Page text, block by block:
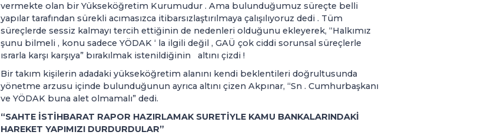
vermekte olan bir Yükseköğretim Kurumudur . Ama bulunduğumuz süreçte belli
yapılar tarafından sürekli acımasızca itibarsızlaştırılmaya çalışılıyoruz dedi . Tüm
süreçlerde sessiz kalmayı tercih ettiğinin de nedenleri olduğunu ekleyerek, “Halkımız
şunu bilmeli , konu sadece YÖDAK ‘ la ilgili değil , GAÜ çok ciddi sorunsal süreçlerle
ısrarla karşı karşıya” bırakılmak istenildiğinin altını çizdi !
Bir takım kişilerin adadaki yükseköğretim alanını kendi beklentileri doğrultusunda
yönetme arzusu içinde bulunduğunun ayrıca altını çizen Akpınar, “Sn . Cumhurbaşkanı
ve YÖDAK buna alet olmamalı” dedi.
“SAHTE İSTİHBARAT RAPOR HAZIRLAMAK SURETİYLE KAMU BANKALARINDAKİ
HAREKET YAPIMIZI DURDURDULAR”